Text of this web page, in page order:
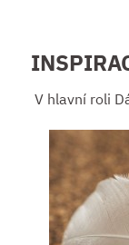
V hlavní roli